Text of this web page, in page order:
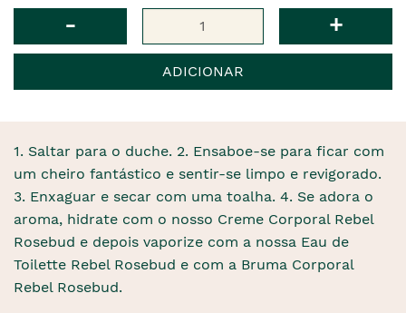
- +
ADICIONAR
1. Saltar para o duche. 2. Ensaboe-se para ficar com
um cheiro fantástico e sentir-se limpo e revigorado.
3. Enxaguar e secar com uma toalha. 4. Se adora o
aroma, hidrate com o nosso Creme Corporal Rebel
Rosebud e depois vaporize com a nossa Eau de
Toilette Rebel Rosebud e com a Bruma Corporal
Rebel Rosebud.